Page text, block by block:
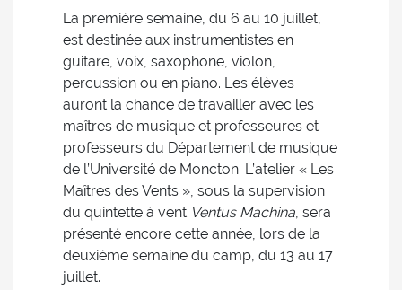
La première semaine, du 6 au 10 juillet,
est destinée aux instrumentistes en
guitare, voix, saxophone, violon,
percussion ou en piano. Les élèves
auront la chance de travailler avec les
maîtres de musique et professeures et
professeurs du Département de musique
de l’Université de Moncton. L’atelier « Les
Maîtres des Vents », sous la supervision
du quintette à vent Ventus Machina, sera
présenté encore cette année, lors de la
deuxième semaine du camp, du 13 au 17
juillet.